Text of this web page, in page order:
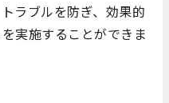
ラブルを防ぎ、効果的
実施することができま